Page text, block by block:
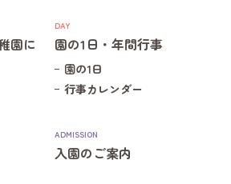
味)
ニューです。
園に
DAY
園の1日・年間行事
園の1日
行事カレンダー
ADMISSION
入園のご案内